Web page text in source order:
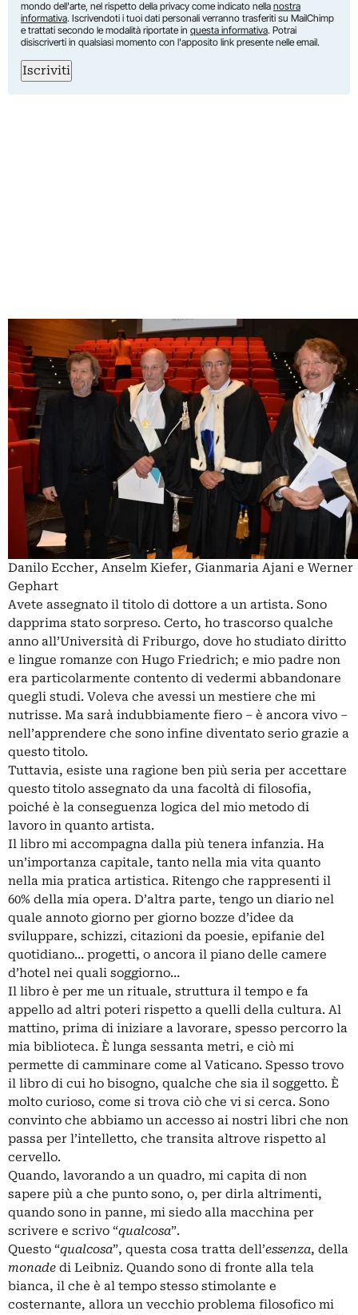
mondo dell'arte, nel rispetto della privacy come indicato nella nostra
informativa. Iscrivendoti i tuoi dati personali verranno trasferiti su MailChimp
e trattati secondo le modalità riportate in questa informativa. Potrai
disiscriverti in qualsiasi momento con l'apposito link presente nelle email.
Iscriviti
Danilo Eccher, Anselm Kiefer, Gianmaria Ajani e Werner
Gephart
Avete assegnato il titolo di dottore a un artista. Sono
dapprima stato sorpreso. Certo, ho trascorso qualche
anno all’Università di Friburgo, dove ho studiato diritto
e lingue romanze con Hugo Friedrich; e mio padre non
era particolarmente contento di vedermi abbandonare
quegli studi. Voleva che avessi un mestiere che mi
nutrisse. Ma sarà indubbiamente fiero – è ancora vivo –
nell’apprendere che sono infine diventato serio grazie a
questo titolo.
Tuttavia, esiste una ragione ben più seria per accettare
questo titolo assegnato da una facoltà di filosofia,
poiché è la conseguenza logica del mio metodo di
lavoro in quanto artista.
Il libro mi accompagna dalla più tenera infanzia. Ha
un’importanza capitale, tanto nella mia vita quanto
nella mia pratica artistica. Ritengo che rappresenti il
60% della mia opera. D’altra parte, tengo un diario nel
quale annoto giorno per giorno bozze d’idee da
sviluppare, schizzi, citazioni da poesie, epifanie del
quotidiano… progetti, o ancora il piano delle camere
d’hotel nei quali soggiorno…
Il libro è per me un rituale, struttura il tempo e fa
appello ad altri poteri rispetto a quelli della cultura. Al
mattino, prima di iniziare a lavorare, spesso percorro la
mia biblioteca. È lunga sessanta metri, e ciò mi
permette di camminare come al Vaticano. Spesso trovo
il libro di cui ho bisogno, qualche che sia il soggetto. È
molto curioso, come si trova ciò che vi si cerca. Sono
convinto che abbiamo un accesso ai nostri libri che non
passa per l’intelletto, che transita altrove rispetto al
cervello.
Quando, lavorando a un quadro, mi capita di non
sapere più a che punto sono, o, per dirla altrimenti,
quando sono in panne, mi siedo alla macchina per
scrivere e scrivo “qualcosa”.
Questo “qualcosa”, questa cosa tratta dell’essenza, della
monade di Leibniz. Quando sono di fronte alla tela
bianca, il che è al tempo stesso stimolante e
costernante, allora un vecchio problema filosofico mi